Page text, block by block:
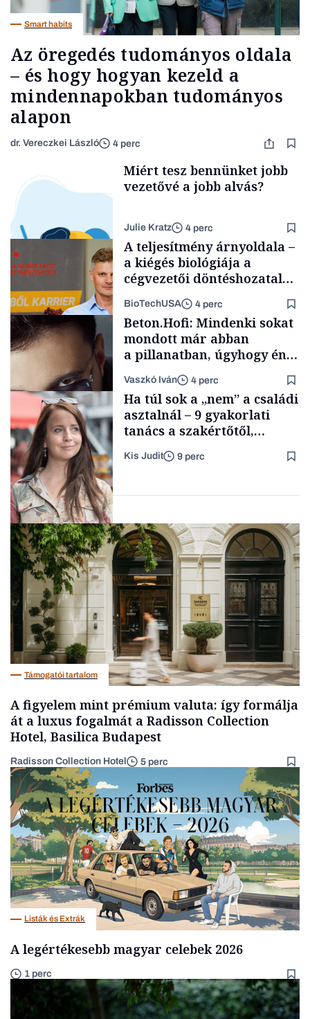
Smart habits
Az öregedés tudományos oldala
– és hogy hogyan kezeld a
mindennapokban tudományos
alapon
dr. Vereczkei László 4 perc
Smart habits
Miért tesz bennünket jobb
vezetővé a jobb alvás?
Julie Kratz 4 perc
Content Lab HUB
A teljesítmény árnyoldala –
a kiégés biológiája a
cégvezetői döntéshozatal
BioTechUSA 4 perc
Forbes-sztori
Beton.Hofi: Mindenki sokat
mondott már abban
a pillanatban, úgyhogy én
a legsarkosabb
gondolataimat akartam
kimondani
Vaszkó Iván 4 perc
Gasztró
Ha túl sok a „nem” a családi
asztalnál – 9 gyakorlati
tanács a szakértőtől,
hogyan legyünk jól etető
szülők
Kis Judit 9 perc
Támogatói tartalom
A figyelem mint prémium valuta: így formálja
át a luxus fogalmát a Radisson Collection
Hotel, Basilica Budapest
Radisson Collection Hotel 5 perc
Listák és Extrák
A legértékesebb magyar celebek 2026
1 perc